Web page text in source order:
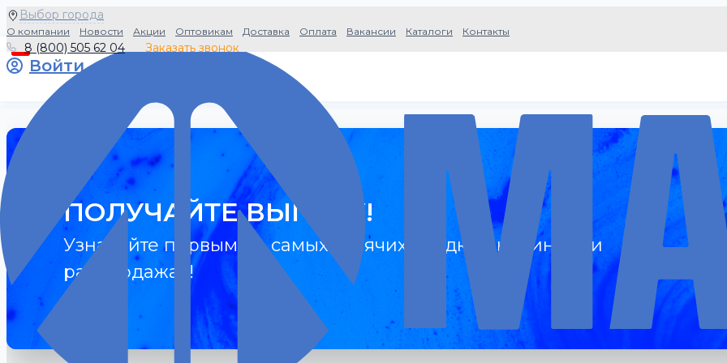
Выбор города
О компании Новости Акции Оптовикам Доставка Оплата Вакансии Каталоги Контакты
8 (800) 505 62 04 Заказать звонок
Войти
ПОЛУЧАЙТЕ ВЫГОДУ!
Узнавайте первыми о самых горячих скидках, новинках и
распродажах!